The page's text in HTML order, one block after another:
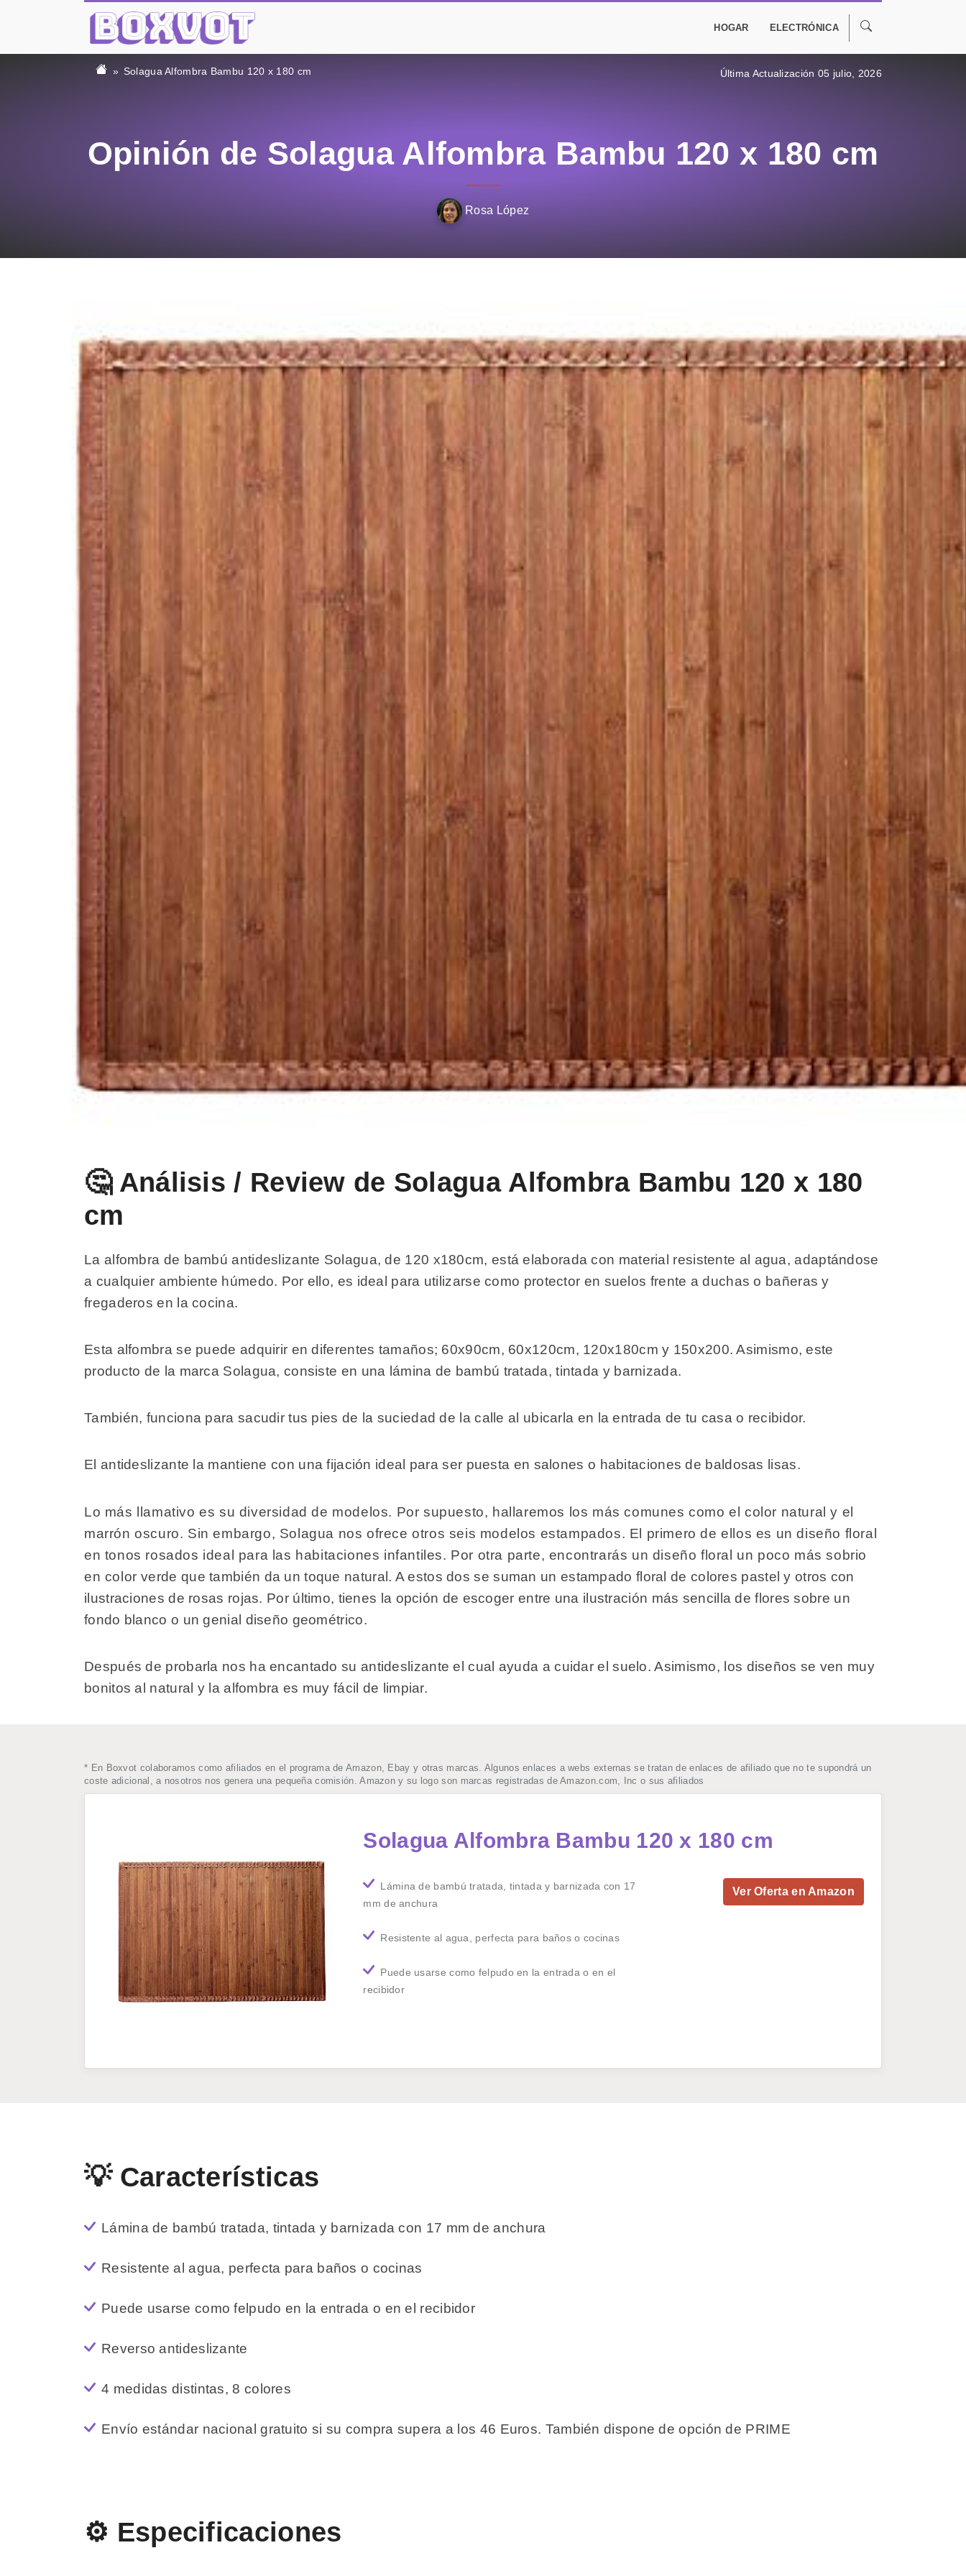
HOGAR ELECTRÓNICA
Solagua Alfombra Bambu 120 x 180 cm Última Actualización 05 julio, 2026
Opinión de Solagua Alfombra Bambu 120 x 180 cm
Rosa López
🤔 Análisis / Review de Solagua Alfombra Bambu 120 x 180
cm
La alfombra de bambú antideslizante Solagua, de 120 x180cm, está elaborada con material resistente al agua, adaptándose
a cualquier ambiente húmedo. Por ello, es ideal para utilizarse como protector en suelos frente a duchas o bañeras y
fregaderos en la cocina.
Esta alfombra se puede adquirir en diferentes tamaños; 60x90cm, 60x120cm, 120x180cm y 150x200. Asimismo, este
producto de la marca Solagua, consiste en una lámina de bambú tratada, tintada y barnizada.
También, funciona para sacudir tus pies de la suciedad de la calle al ubicarla en la entrada de tu casa o recibidor.
El antideslizante la mantiene con una fijación ideal para ser puesta en salones o habitaciones de baldosas lisas.
Lo más llamativo es su diversidad de modelos. Por supuesto, hallaremos los más comunes como el color natural y el
marrón oscuro. Sin embargo, Solagua nos ofrece otros seis modelos estampados. El primero de ellos es un diseño floral
en tonos rosados ideal para las habitaciones infantiles. Por otra parte, encontrarás un diseño floral un poco más sobrio
en color verde que también da un toque natural. A estos dos se suman un estampado floral de colores pastel y otros con
ilustraciones de rosas rojas. Por último, tienes la opción de escoger entre una ilustración más sencilla de flores sobre un
fondo blanco o un genial diseño geométrico.
Después de probarla nos ha encantado su antideslizante el cual ayuda a cuidar el suelo. Asimismo, los diseños se ven muy
bonitos al natural y la alfombra es muy fácil de limpiar.
* En Boxvot colaboramos como afiliados en el programa de Amazon, Ebay y otras marcas. Algunos enlaces a webs externas se tratan de enlaces de afiliado que no te supondrá un
coste adicional, a nosotros nos genera una pequeña comisión. Amazon y su logo son marcas registradas de Amazon.com, Inc o sus afiliados
Solagua Alfombra Bambu 120 x 180 cm
Lámina de bambú tratada, tintada y barnizada con 17
mm de anchura
Resistente al agua, perfecta para baños o cocinas
Puede usarse como felpudo en la entrada o en el
recibidor
Ver Oferta en Amazon
💡 Características
Lámina de bambú tratada, tintada y barnizada con 17 mm de anchura
Resistente al agua, perfecta para baños o cocinas
Puede usarse como felpudo en la entrada o en el recibidor
Reverso antideslizante
4 medidas distintas, 8 colores
Envío estándar nacional gratuito si su compra supera a los 46 Euros. También dispone de opción de PRIME
⚙️ Especificaciones